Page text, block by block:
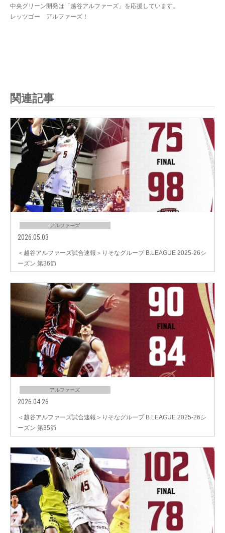
中央グリーン開発は「越谷アルファーズ」を応援しています。
レッツゴー アルファーズ！
関連記事
アルファーズ
2026.05.03
＜越谷アルファーズ試合速報＞りそなグループ B.LEAGUE 2025-26シ
ーズン 第36節
アルファーズ
2026.04.26
＜越谷アルファーズ試合速報＞りそなグループ B.LEAGUE 2025-26シ
ーズン 第35節